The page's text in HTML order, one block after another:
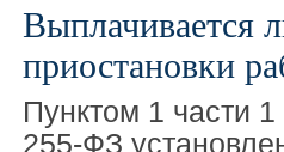
Выплачивается
приостановки
Пунктом 1 части
255-ФЗ